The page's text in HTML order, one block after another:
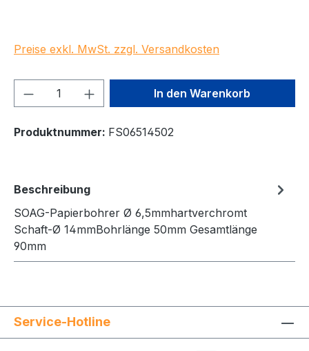
Preise exkl. MwSt. zzgl. Versandkosten
Produkt Anzahl: Gib denIn den Warenkorb
Produktnummer: FS06514502
Beschreibung
SOAG-Papierbohrer Ø 6,5mmhartverchromt
Schaft-Ø 14mmBohrlänge 50mm Gesamtlänge
90mm
Service-Hotline